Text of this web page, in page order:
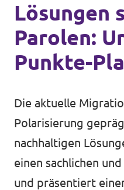
Website
Lokale Teams
Website
Volt in deinem
Volt Deutschland
Programm
Über Volt
Menschen
Neuigkeiten
Unsere Events
Lösungen
Parolen:
Punkte-
Die aktuelle
Polarisierung
nachhaltigen
einen sachlichen
und präsentiert